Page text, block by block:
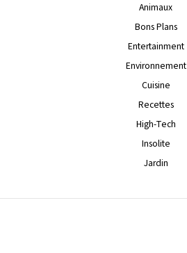
Animaux
Bons Plans
Entertainment
Environnement
Cuisine
Recettes
High-Tech
Insolite
Jardin